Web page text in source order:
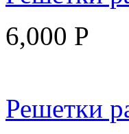
6,000 Р
Решетки